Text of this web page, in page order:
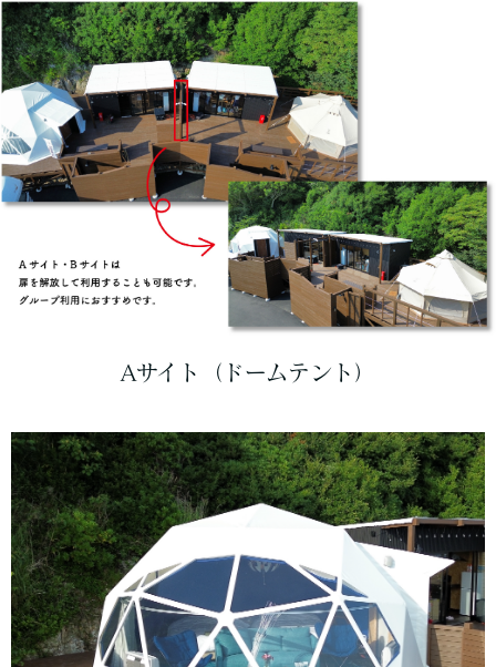
Aサイト（ドームテント）